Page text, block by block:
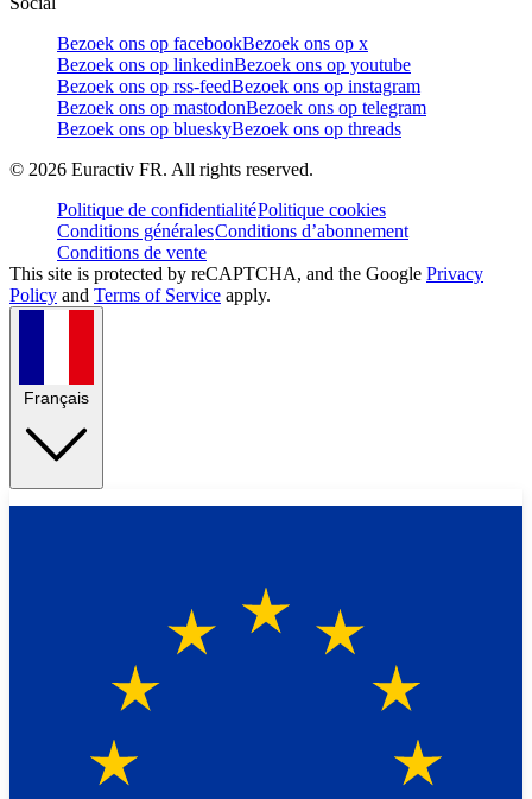
Bezoek ons op facebookBezoek ons op x
Bezoek ons op linkedinBezoek ons op youtube
Bezoek ons op rss-feedBezoek ons op instagram
Bezoek ons op mastodonBezoek ons op telegram
Bezoek ons op blueskyBezoek ons op threads
© 2026 Euractiv FR. All rights reserved.
Politique de confidentialitéPolitique cookies
Conditions généralesConditions d’abonnement
Conditions de vente
This site is protected by reCAPTCHA, and the Google Privacy
Policy and Terms of Service apply.
Français